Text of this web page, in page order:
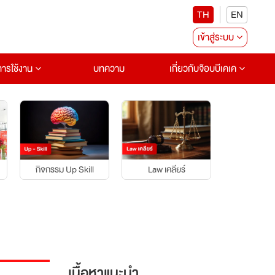
TH
EN
เข้าสู่ระบบ
รใช้งาน
บทความ เกี่ยวกับจ๊อบบีเคเค
กิจกรรม Up Skill Law เคลียร์